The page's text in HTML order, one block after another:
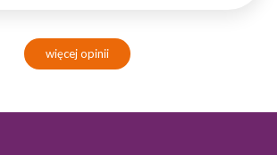
więcej opinii